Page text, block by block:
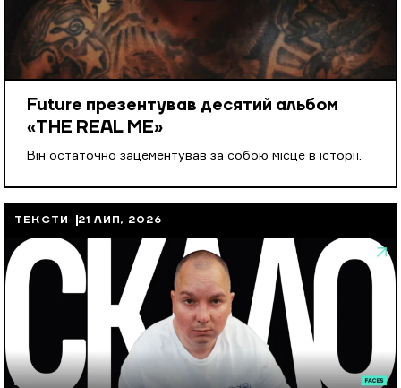
Future презентував десятий альбом
«THE REAL ME»
Він остаточно зацементував за собою місце в історії.
ТЕКСТИ 21 ЛИП, 2026